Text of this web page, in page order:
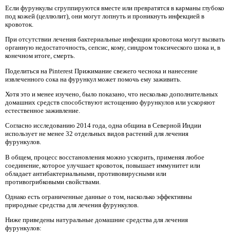
Если фурункулы сгруппируются вместе или превратятся в карманы глубоко
под кожей (целлюлит), они могут лопнуть и проникнуть инфекцией в
кровоток.
При отсутствии лечения бактериальные инфекции кровотока могут вызвать
органную недостаточность, сепсис, кому, синдром токсического шока и, в
конечном итоге, смерть.
Поделиться на Pinterest Прижимание свежего чеснока и нанесение
извлеченного сока на фурункул может помочь ему заживить.
Хотя это и менее изучено, было показано, что несколько дополнительных
домашних средств способствуют истощению фурункулов или ускоряют
естественное заживление.
Согласно исследованию 2014 года, одна община в Северной Индии
использует не менее 32 отдельных видов растений для лечения
фурункулов.
В общем, процесс восстановления можно ускорить, применяя любое
соединение, которое улучшает кровоток, повышает иммунитет или
обладает антибактериальными, противовирусными или
противогрибковыми свойствами.
Однако есть ограниченные данные о том, насколько эффективны
природные средства для лечения фурункулов.
Ниже приведены натуральные домашние средства для лечения
фурункулов: